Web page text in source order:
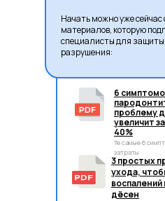
Начать можно уже сейчас
материалов, которую
специалисты для защиты
разрушения:
6
проблему
увеличит
40%
Те самые 6
затраты
3 простых
ухода,
дёсен